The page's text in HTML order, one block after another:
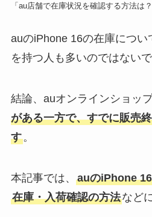
「au店舗で在庫状況を確認する方法は？
auのiPhone 16の在庫につい
を持つ人も多いのではないで
結論、auオンラインショッ
がある一方で、すでに販売
す。
本記事では、 auのiPhone
在庫・入荷確認の方法など